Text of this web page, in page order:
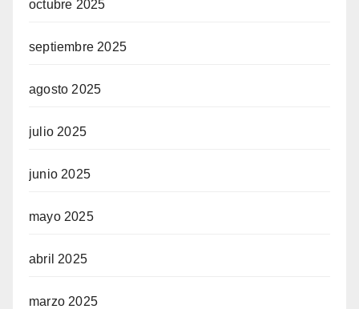
octubre 2025
septiembre 2025
agosto 2025
julio 2025
junio 2025
mayo 2025
abril 2025
marzo 2025